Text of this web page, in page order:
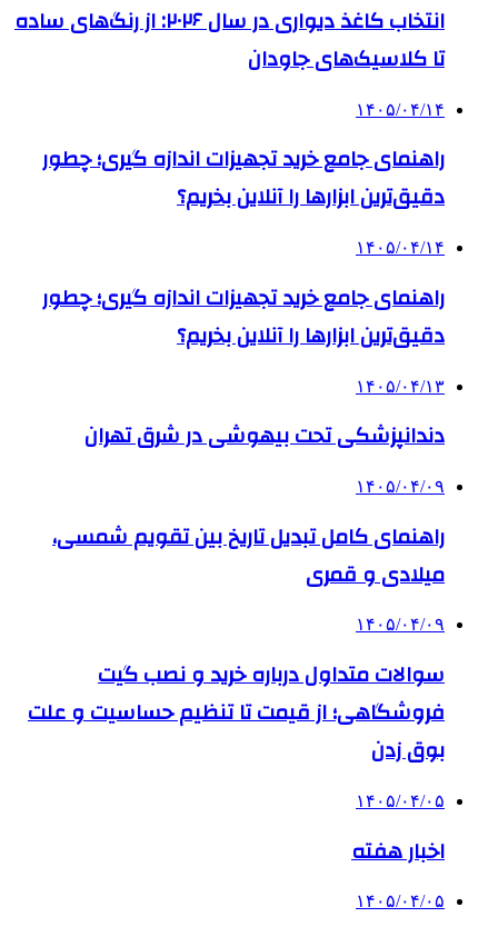
انتخاب کاغذ دیواری در سال ۲۰۲۶: از رنگ‌های ساده
تا کلاسیک‌های جاودان
۱۴۰۵/۰۴/۱۴
راهنمای جامع خرید تجهیزات اندازه گیری؛ چطور
دقیق‌ترین ابزارها را آنلاین بخریم؟
۱۴۰۵/۰۴/۱۴
راهنمای جامع خرید تجهیزات اندازه گیری؛ چطور
دقیق‌ترین ابزارها را آنلاین بخریم؟
۱۴۰۵/۰۴/۱۳
دندانپزشکی تحت بیهوشی در شرق تهران
۱۴۰۵/۰۴/۰۹
راهنمای کامل تبدیل تاریخ بین تقویم شمسی،
میلادی و قمری
۱۴۰۵/۰۴/۰۹
سوالات متداول درباره خرید و نصب گیت
فروشگاهی؛ از قیمت تا تنظیم حساسیت و علت
بوق زدن
۱۴۰۵/۰۴/۰۵
اخبار هفته
۱۴۰۵/۰۴/۰۵